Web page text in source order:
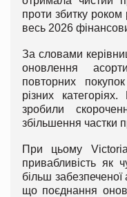
проти збитку
весь 2026
За словами
оновлення
повторних
різних
зробили
збільшення частки
При цьому
привабливість як
більш забезпеченої
що поєднання